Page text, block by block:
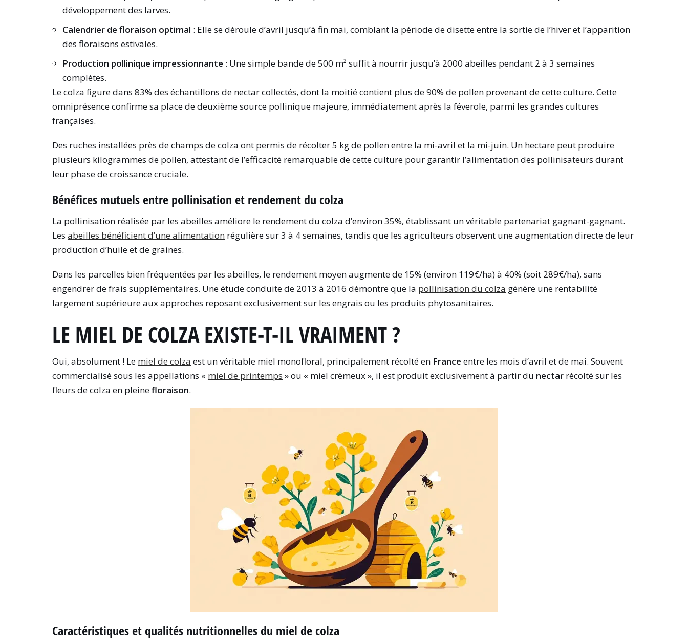
développement des larves.
Calendrier de floraison optimal : Elle se déroule d’avril jusqu’à fin mai, comblant la période de disette entre la sortie de l’hiver et l’apparition
des floraisons estivales.
Production pollinique impressionnante : Une simple bande de 500 m² suffit à nourrir jusqu’à 2000 abeilles pendant 2 à 3 semaines
complètes.
Le colza figure dans 83% des échantillons de nectar collectés, dont la moitié contient plus de 90% de pollen provenant de cette culture. Cette
omniprésence confirme sa place de deuxième source pollinique majeure, immédiatement après la féverole, parmi les grandes cultures
françaises.
Des ruches installées près de champs de colza ont permis de récolter 5 kg de pollen entre la mi-avril et la mi-juin. Un hectare peut produire
plusieurs kilogrammes de pollen, attestant de l’efficacité remarquable de cette culture pour garantir l’alimentation des pollinisateurs durant
leur phase de croissance cruciale.
Bénéfices mutuels entre pollinisation et rendement du colza
La pollinisation réalisée par les abeilles améliore le rendement du colza d’environ 35%, établissant un véritable partenariat gagnant-gagnant.
Les abeilles bénéficient d’une alimentation régulière sur 3 à 4 semaines, tandis que les agriculteurs observent une augmentation directe de leur
production d’huile et de graines.
Dans les parcelles bien fréquentées par les abeilles, le rendement moyen augmente de 15% (environ 119€/ha) à 40% (soit 289€/ha), sans
engendrer de frais supplémentaires. Une étude conduite de 2013 à 2016 démontre que la pollinisation du colza génère une rentabilité
largement supérieure aux approches reposant exclusivement sur les engrais ou les produits phytosanitaires.
LE MIEL DE COLZA EXISTE-T-IL VRAIMENT ?
Oui, absolument ! Le miel de colza est un véritable miel monofloral, principalement récolté en France entre les mois d’avril et de mai. Souvent
commercialisé sous les appellations « miel de printemps » ou « miel crèmeux », il est produit exclusivement à partir du nectar récolté sur les
fleurs de colza en pleinefloraison.
Caractéristiques et qualités nutritionnelles du miel de colza